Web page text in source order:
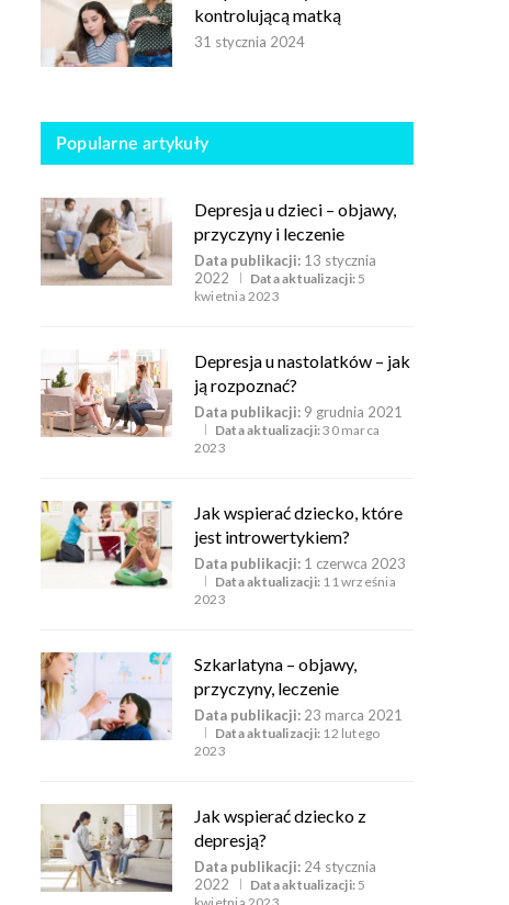
kontrolującą matką
31 stycznia 2024
Popularne artykuły
Depresja u dzieci – objawy,
przyczyny i leczenie
Data publikacji: 13 stycznia
2022
Data aktualizacji: 5
kwietnia 2023
Depresja u nastolatków – jak
ją rozpoznać?
Data publikacji: 9 grudnia 2021
Data aktualizacji:30 marca
2023
Jak wspierać dziecko, które
jest introwertykiem?
Data publikacji: 1 czerwca 2023
Data aktualizacji: 11 września
2023
Szkarlatyna – objawy,
przyczyny, leczenie
Data publikacji: 23 marca 2021
Data aktualizacji: 12 lutego
2023
Jak wspierać dziecko z
depresją?
Data publikacji: 24 stycznia
2022
Data aktualizacji: 5